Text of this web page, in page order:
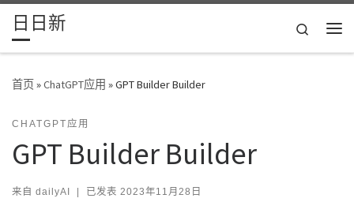
Skip to content
日日新
Search
首页»ChatGPT应用 »GPT Builder Builder
CHATGPT应用
GPT Builder Builder
来自 dailyAI | 已发表 2023年11月28日